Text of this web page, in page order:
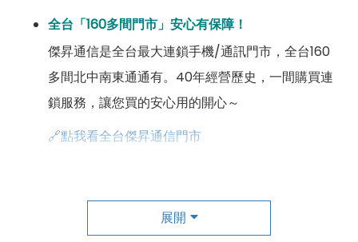
全台「160多間門市」安心有保障！
傑昇通信是全台最大連鎖手機/通訊門市，全台160
多間北中南東通通有。40年經營歷史，一間購買連
鎖服務，讓您買的安心用的開心～
🔗點我看全台傑昇通信門市
傑昇尊榮會員除了可以「消費集點兌換商品」，每半
年還有「200元配件購物金」，每年再送「VIP生日
展開